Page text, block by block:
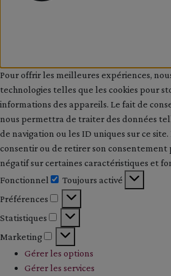
Pour offrir les meilleures expériences,
technologies telles que les cookies pour
informations des appareils. Le fait de
nous permettra de traiter des données
de navigation ou les ID uniques sur ce site.
consentir ou de retirer son
négatif sur certaines caractéristiques et
Fonctionnel
Fonctionnel
Toujours activé
Préférences
Préférences
Statistiques
Statistiques
Marketing
Marketing
Gérer les options
Gérer les services